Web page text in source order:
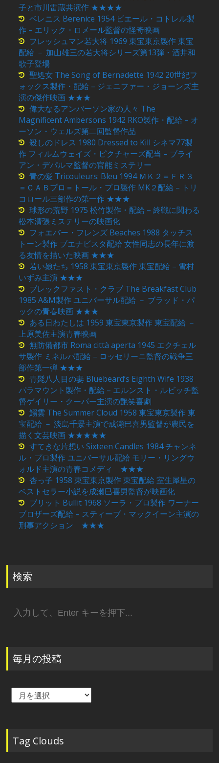
子と市川雷蔵共演作 ★★★★
ベレニス Berenice 1954 ピエール・コトレル製
作 – エリック・ロメール監督の怪奇映画
フレッシュマン若大将 1969 東宝東京製作 東宝
配給 － 加山雄三の若大将シリーズ第13弾・酒井和
歌子登場
聖処女 The Song of Bernadette 1942 20世紀フ
ォックス製作・配給 – ジェニファー・ジョーンズ主
演の傑作映画 ★★★
偉大なるアンバーソン家の人々 The
Magnificent Ambersons 1942 RKO製作・配給 – オ
ーソン・ウェルズ第二回監督作品
殺しのドレス 1980 Dressed to Kill シネマ77製
作 フィルムウェイズ・ピクチャーズ配当 – ブライ
アン・デパルマ監督の官能ミステリー
青の愛 Tricouleurs: Bleu 1994 ＭＫ２＝ＦＲ３
＝ＣＡＢプロ＝トール・プロ製作 MK２配給 – トリ
コロール三部作の第一作 ★★★
球形の荒野 1975 松竹製作・配給 – 終戦に関わる
松本清張ミステリーの映画化
フォエバー・フレンズ Beaches 1988 タッチス
トーン製作 ブエナビスタ配給 女性同志の長年に渡
る友情を描いた映画 ★★★
若い娘たち 1958 東宝東京製作 東宝配給 – 雪村
いずみ主演 ★★★
ブレックファスト・クラブ The Breakfast Club
1985 A&M製作 ユニバーサル配給 － ブラッド・パ
ックの青春映画 ★★★
ある日わたしは 1959 東宝東京製作 東宝配給 －
上原美佐主演青春映画
無防備都市 Roma città aperta 1945 エクチェル
サ製作 ミネルバ配給 – ロッセリーニ監督の戦争三
部作第一弾 ★★★
青髭八人目の妻 Bluebeard’s Eighth Wife 1938
パラマウント製作・配給 – エルンスト・ルビッチ監
督ゲイリー・クーパー主演の艶笑喜劇
鰯雲 The Summer Cloud 1958 東宝東京製作 東
宝配給 － 淡島千景主演で成瀬巳喜男監督が農民を
描く文芸映画 ★★★★★
すてきな片想い Sixteen Candles 1984 チャンネ
ル・プロ製作 ユニバーサル配給 モリー・リングウ
ォルド主演の青春コメディ ★★★
杏っ子 1958 東宝東京製作 東宝配給 室生犀星の
ベストセラー小説を成瀬巳喜男監督が映画化
ブリット Bullit 1968 ソーラ・プロ製作 ワーナー
ブロザーズ配給 – スティーブ・マックイーン主演の
刑事アクション ★★★
検索
索:
毎月の投稿
毎
稿
Tag Clouds